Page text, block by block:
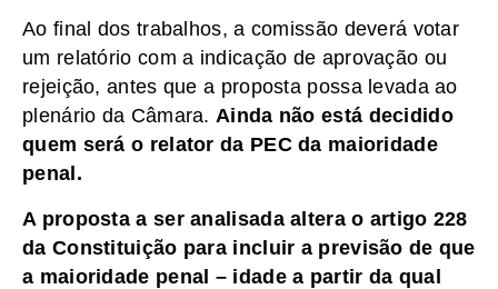
Ao final dos trabalhos, a comissão deverá votar
um relatório com a indicação de aprovação ou
rejeição, antes que a proposta possa levada ao
plenário da Câmara.Ainda não está decidido
quem será o relator da PEC da maioridade
penal.
A proposta a ser analisada altera o artigo 228
da Constituição para incluir a previsão de que
a maioridade penal – idade a partir da qual